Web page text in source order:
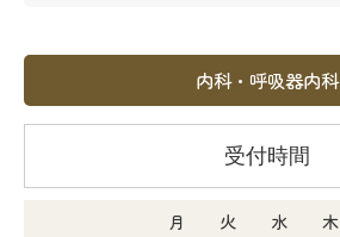
内科・呼吸器内科
受付時間
月 火 水 木